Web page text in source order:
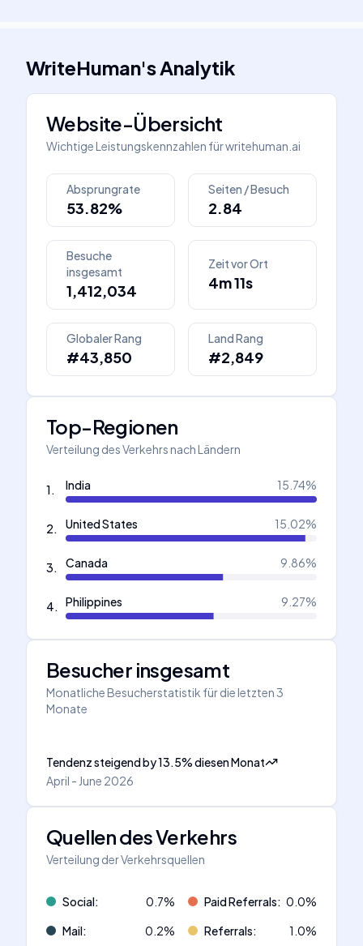
WriteHuman'sAnalytik
Website-Übersicht
Wichtige Leistungskennzahlen fürwritehuman.ai
Absprungrate
53.82%
Seiten / Besuch
2.84
Besuche
insgesamt
1,412,034
Zeit vor Ort
4m 11s
Globaler Rang
#43,850
Land Rang
#2,849
Top-Regionen
Verteilung des Verkehrs nach Ländern
1. India 15.74%
2. United States 15.02%
3. Canada 9.86%
4. Philippines 9.27%
Besucher insgesamt
Monatliche Besucherstatistik für die letzten 3
Monate
Tendenz steigendby13.5%diesen Monat
April - June 2026
Quellen des Verkehrs
Verteilung der Verkehrsquellen
Social: 0.7% Paid Referrals: 0.0%
Mail: 0.2% Referrals: 1.0%